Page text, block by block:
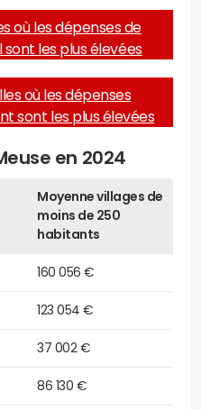
où les dépenses de
sont les plus élevées
où les dépenses
sont les plus élevées
en 2024
Moyenne villages de
moins de 250
habitants
160 056 €
123 054 €
37 002 €
86 130 €